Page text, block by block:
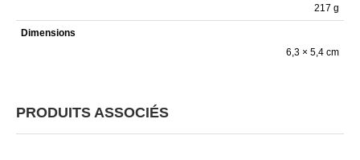
217 g
Dimensions
6,3 × 5,4 cm
PRODUITS ASSOCIÉS